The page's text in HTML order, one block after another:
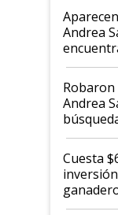
nacional"
Andrea
cómo
Robaron
Andrea
toca a
Cuesta